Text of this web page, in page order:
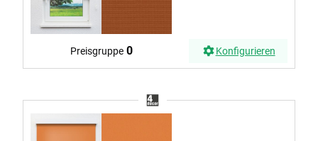
Preisgruppe 0 Konfigurieren